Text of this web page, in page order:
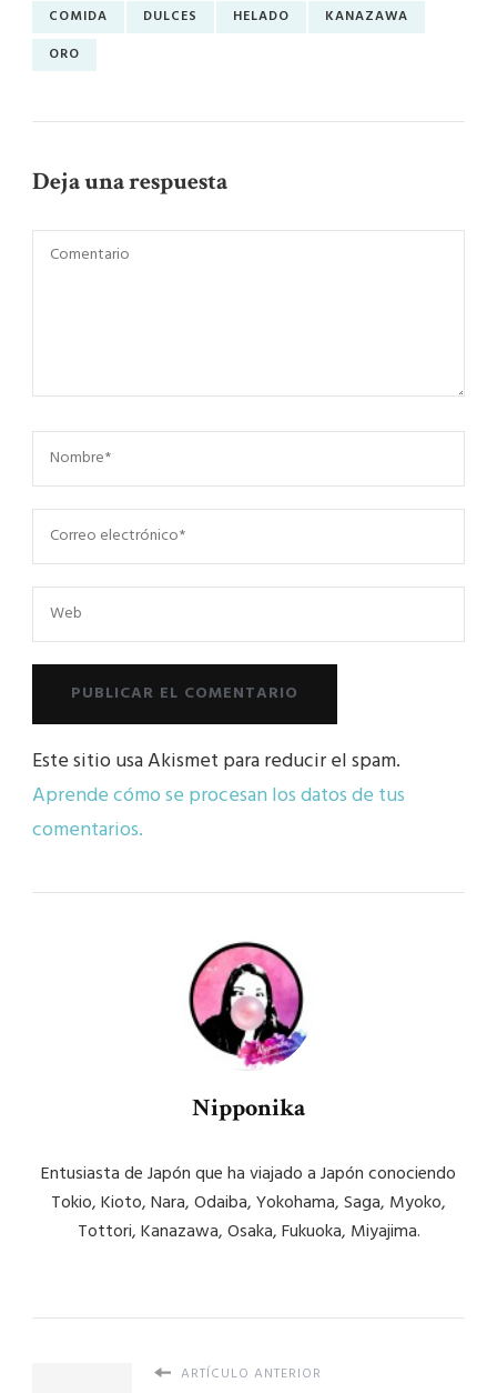
COMIDA DULCES HELADO
KANAZAWA
ORO
Deja una respuesta
Este sitio usa Akismet para reducir el spam.
Aprende cómo se procesan los datos de tus
comentarios.
Nipponika
Entusiasta de Japón que ha viajado a Japón conociendo
Tokio, Kioto, Nara, Odaiba, Yokohama, Saga, Myoko,
Tottori, Kanazawa, Osaka, Fukuoka, Miyajima.
ARTÍCULO ANTERIOR